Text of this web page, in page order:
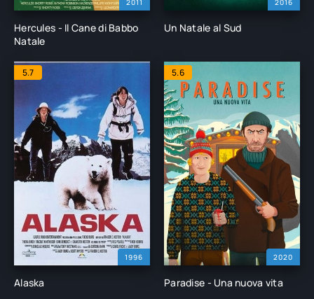
Hercules - Il Cane di Babbo
Natale
Un Natale al Sud
1996
5.7
Alaska
2020
5.6
Paradise - Una nuova vita